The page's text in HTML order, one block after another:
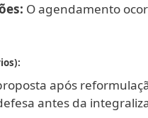
O agendamento
após
antes da